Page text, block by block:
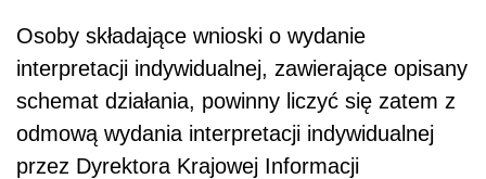
Osoby składające wnioski o wydanie
interpretacji indywidualnej, zawierające opisany
schemat działania, powinny liczyć się zatem z
odmową wydania interpretacji indywidualnej
przez Dyrektora Krajowej Informacji